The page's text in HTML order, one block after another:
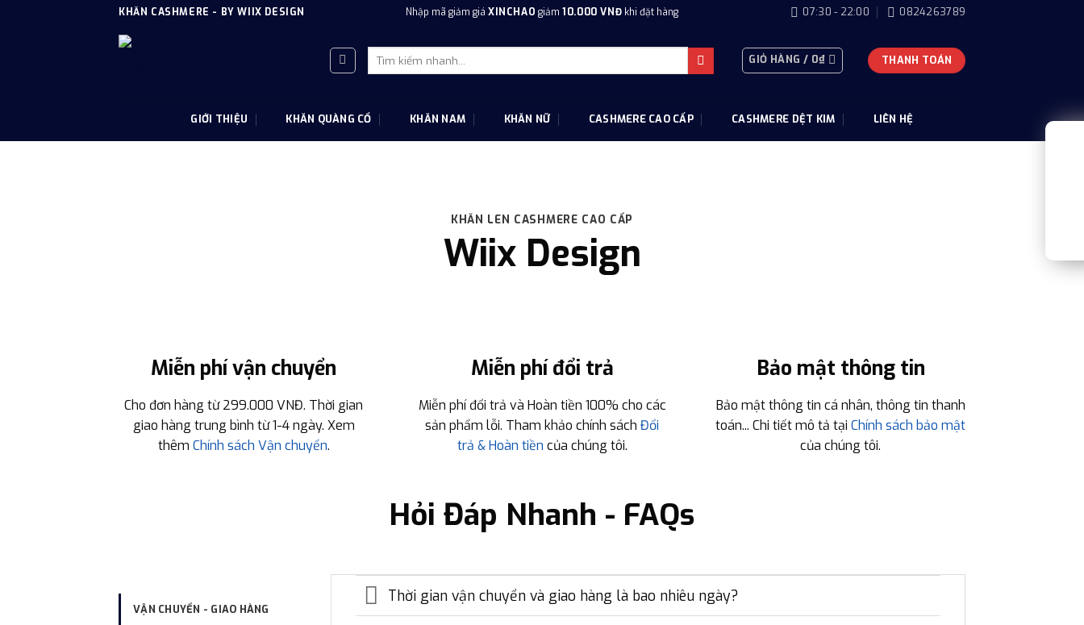
KHĂN CASHMERE - BY WIIX DESIGN Nhập mã giảm giá XINCHAO giảm10.000 VNĐ khi đặt hàng 07:30 - 22:00 0824263789
Tìm
kiếm:
GIỎ HÀNG / 0₫ THANH TOÁN
GIỚI THIỆU KHĂN QUÀNG CỔ KHĂN NAM KHĂN NỮ CASHMERE CAO CẤP CASHMERE DỆT KIM LIÊN HỆ
KHĂN LEN CASHMERE CAO CẤP
Wiix Design
Miễn phí vận chuyển
Cho đơn hàng từ 299.000 VNĐ. Thời gian
giao hàng trung bình từ 1-4 ngày. Xem
thêm Chính sách Vận chuyển.
Miễn phí đổi trả
Miễn phí đổi trả và Hoàn tiền 100% cho các
sản phẩm lỗi. Tham khảo chính sách Đổi
trả & Hoàn tiền của chúng tôi.
Bảo mật thông tin
Bảo mật thông tin cá nhân, thông tin thanh
toán... Chi tiết mô tả tại Chính sách bảo mật
của chúng tôi.
Hỏi Đáp Nhanh - FAQs
VẬN CHUYỂN - GIAO HÀNG
Thời gian vận chuyển và giao hàng là bao nhiêu ngày?